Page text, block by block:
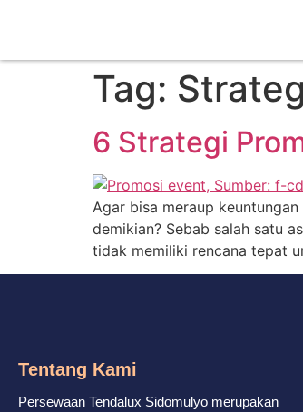
Tag:
6 Strategi
Agar bisa meraup
demikian? Sebab salah satu
tidak memiliki rencana tepat
Tentang Kami
Persewaan Tendalux Sidomulyo merupakan